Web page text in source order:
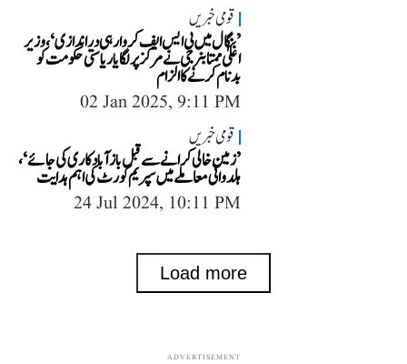
قومی خبریں
’بنگال میں بی ایس ایف کروا رہی دراندازی‘، وزیر
اعلیٰ ممتا بنرجی نے مرکز پر لگایا ریاستی حکومت کو
بدنام کرنے کا الزام
02 Jan 2025, 9:11 PM
قومی خبریں
’زمین خالی کرانے سے قبل بازآبادکاری کی جائے‘،
ہلدوانی معاملے میں سپریم کورٹ کی اہم ہدایت
24 Jul 2024, 10:11 PM
Load more
ADVERTISEMENT